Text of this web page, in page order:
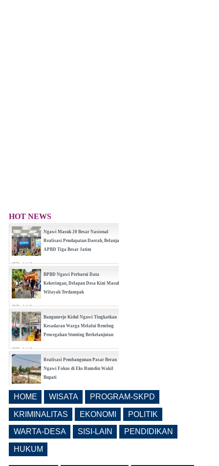
HOT NEWS
Ngawi Masuk 20 Besar Nasional
Realisasi Pendapatan Daerah, Belanja
APBD Tiga Besar Jatim
(0 Reply(s))
BPBD Ngawi Perbarui Data
Kekeringan, Delapan Desa Kini Masuk
Wilayah Terdampak
(0 Reply(s))
Bangunrejo Kidul Ngawi Tingkatkan
Kesadaran Warga Melalui Rembug
Pencegahan Stunting Berkelanjutan
(0 Reply(s))
Realisasi Pembangunan Pasar Beran
Ngawi Fokus di Eks Rumdin Wakil
Bupati
Buka Seleksi Direktur PDAM Definitif
(0 Reply(s))
HOME WISATA PROGRAM-SKPD
KRIMINALITAS EKONOMI POLITIK
WARTA-DESA SISI-LAIN PENDIDIKAN
HUKUM